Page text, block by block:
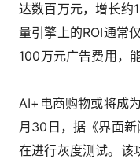
达数百万元，增长约
量引擎上的ROI通常
100万元广告费用，
AI+电商购物或将成
月30日，据《界面
在进行灰度测试。该